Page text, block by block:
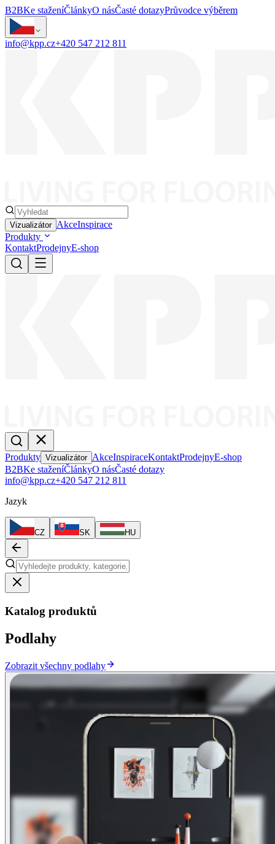
B2BKe staženíČlánkyO násČasté dotazyPrůvodce výběrem
info@kpp.cz+420 547 212 811
Vizualizátor AkceInspirace
Produkty
KontaktProdejnyE-shop
Produkty Vizualizátor AkceInspiraceKontaktProdejnyE-shop
B2BKe staženíČlánkyO násČasté dotazy
info@kpp.cz+420 547 212 811
Jazyk
CZ SK HU
Katalog produktů
Podlahy
Zobrazit všechny podlahy